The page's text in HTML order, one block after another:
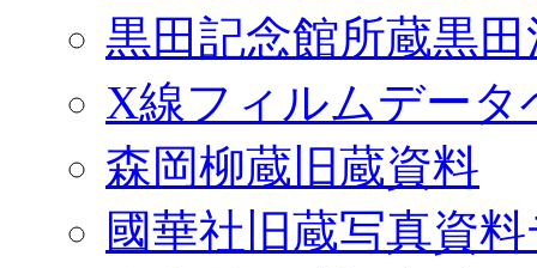
黒田記念館所蔵黒
X線フィルムデータ
森岡柳蔵旧蔵資料
國華社旧蔵写真資